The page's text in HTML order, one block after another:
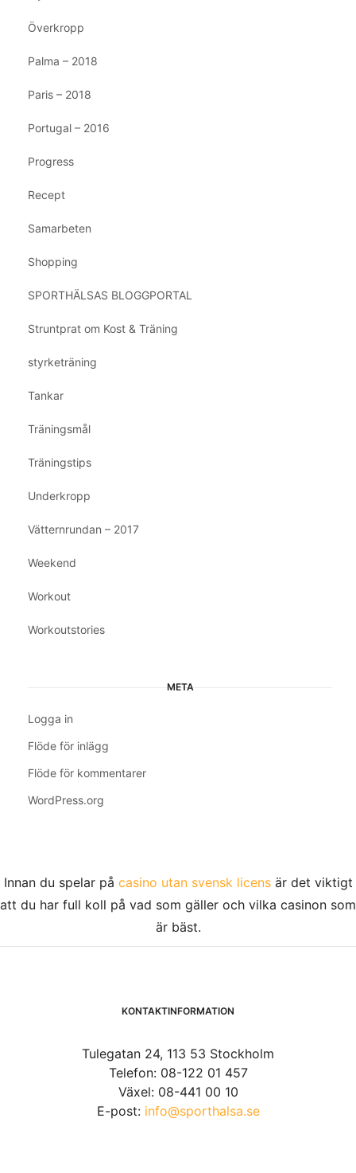
Överkropp
Palma – 2018
Paris – 2018
Portugal – 2016
Progress
Recept
Samarbeten
Shopping
SPORTHÄLSAS BLOGGPORTAL
Struntprat om Kost & Träning
styrketräning
Tankar
Träningsmål
Träningstips
Underkropp
Vätternrundan – 2017
Weekend
Workout
Workoutstories
META
Logga in
Flöde för inlägg
Flöde för kommentarer
WordPress.org
Innan du spelar på casino utan svensk licensär det viktigt
att du har full koll på vad som gäller och vilka casinon som
är bäst.
KONTAKTINFORMATION
Tulegatan 24, 113 53 Stockholm
Telefon: 08-122 01 457
Växel: 08-441 00 10
E-post: info@sporthalsa.se